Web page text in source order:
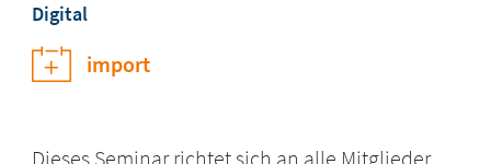
Digital
import
Dieses Seminar richtet sich an alle Mitglieder,